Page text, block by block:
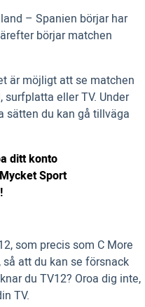
– Spanien börjar har
börjar matchen
är möjligt att se matchen
eller TV. Under
sätten du kan gå tillväga
ditt konto
Sport
som precis som C More
att du kan se försnack
du TV12? Oroa dig inte,
TV.